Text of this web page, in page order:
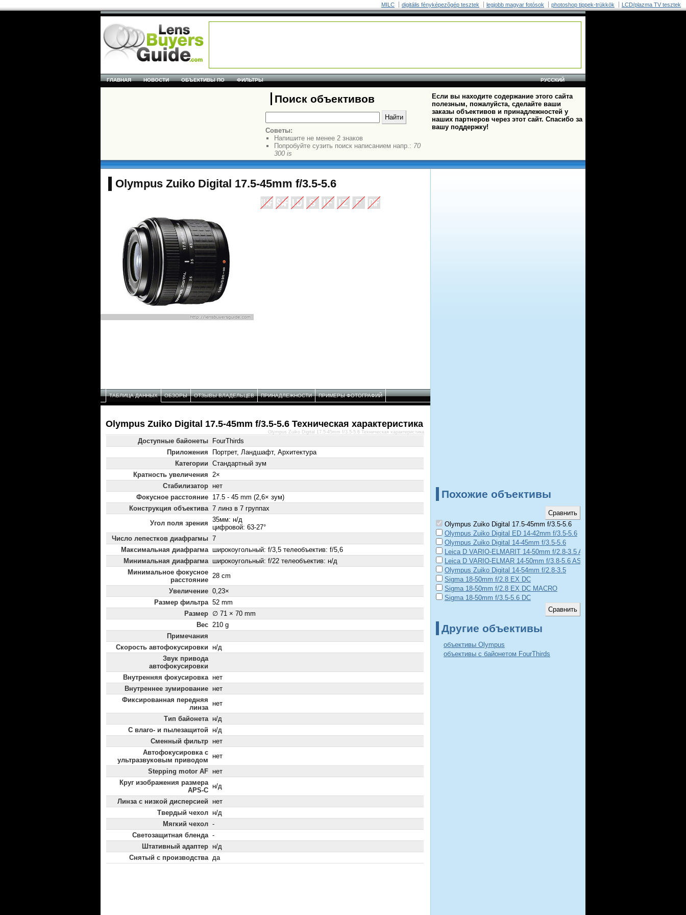
MILC digitális fényképezõgép tesztek legjobb magyar fotósok photoshop tippek-trükkök LCD/plazma TV tesztek
РУССКИЙ
ГЛАВНАЯ НОВОСТИ ОБЪЕКТИВЫ ПО ФИЛЬТРЫ
Поиск объективов
Советы:
Напишите не менее 2 знаков
Попробуйте сузить поиск написанием напр.: 70
300 is
Если вы находите содержание этого сайта
полезным, пожалуйста, сделайте ваши
заказы объективов и принадлежностей у
наших партнеров через этот сайт. Спасибо за
вашу поддержку!
Olympus Zuiko Digital 17.5-45mm f/3.5-5.6
ТАБЛИЦА ДАННЫХ ОБЗОРЫ ОТЗЫВЫ ВЛАДЕЛЬЦЕВ ПРИНАДЛЕЖНОСТИ ПРИМЕРЫ ФОТОГРАФИЙ
Olympus Zuiko Digital 17.5-45mm f/3.5-5.6 Техническая характеристика
Доступные байонеты
FourThirds
Приложения
Портрет, Ландшафт, Архитектура
Категории Стандартный зум
Кратность увеличения 2×
Стабилизатор нет
Фокусное расстояние 17.5 - 45 mm (2,6× зум)
Конструкция объектива 7 линз в 7 группах
Угол поля зрения 35мм: н/д
цифровой: 63-27°
Число лепестков диафрагмы 7
Максимальная диафрагма широкоугольный: f/3,5 телеобъектив: f/5,6
Минимальная диафрагма широкоугольный: f/22 телеобъектив: н/д
Минимальное фокусное
расстояние
28 cm
Увеличение 0,23×
Размер фильтра 52 mm
Размер ∅ 71 × 70 mm
Вес 210 g
Примечания
Скорость автофокусировки н/д
Звук привода
автофокусировки
Внутренняя фокусировка нет
Внутреннее зумирование нет
Фиксированная передняя
линза
нет
Тип байонета н/д
С влаго- и пылезащитой н/д
Сменный фильтр нет
Автофокусировка с
ультразвуковым приводом
нет
Stepping motor AF нет
Круг изображения размера
APS-C
н/д
Линза с низкой дисперсией
нет
Твердый чехол н/д
Мягкий чехол -
Светозащитная бленда -
Штативный адаптер н/д
Снятый с производства да
Olympus Zuiko Digital 17.5-45mm f/3.5-5.6 Техническая характеристика
Похожие объективы
Olympus Zuiko Digital 17.5-45mm f/3.5-5.6
Olympus Zuiko Digital ED 14-42mm f/3.5-5.6
Olympus Zuiko Digital 14-45mm f/3.5-5.6
Leica D VARIO-ELMARIT 14-50mm f/2.8-3.5 ASPHERICAL
Leica D VARIO-ELMAR 14-50mm f/3.8-5.6 ASPHERICAL
Olympus Zuiko Digital 14-54mm f/2.8-3.5
Sigma 18-50mm f/2.8 EX DC
Sigma 18-50mm f/2.8 EX DC MACRO
Sigma 18-50mm f/3.5-5.6 DC
Другие объективы
объективы Olympus
объективы с байонетом FourThirds